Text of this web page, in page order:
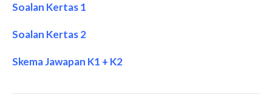
Soalan Kertas 1
Soalan Kertas 2
Skema Jawapan K1 + K2